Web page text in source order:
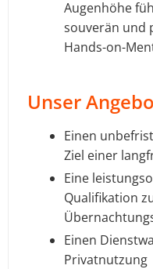
Augenhöhe
souverän und
Hands-on-
Unser
Einen
Ziel einer
Eine
Qualifikation
Einen
Privatnutzung